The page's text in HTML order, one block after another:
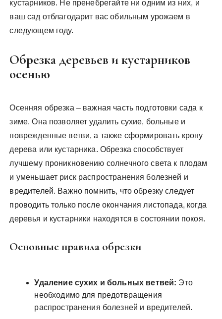
кустарников. Не пренебрегайте ни одним из них, и
ваш сад отблагодарит вас обильным урожаем в
следующем году.
Обрезка деревьев и кустарников
осенью
Осенняя обрезка – важная часть подготовки сада к
зиме. Она позволяет удалить сухие, больные и
поврежденные ветви, а также сформировать крону
дерева или кустарника. Обрезка способствует
лучшему проникновению солнечного света к плодам
и уменьшает риск распространения болезней и
вредителей. Важно помнить, что обрезку следует
проводить только после окончания листопада, когда
деревья и кустарники находятся в состоянии покоя.
Основные правила обрезки
Удаление сухих и больных ветвей: Это
необходимо для предотвращения
распространения болезней и вредителей.